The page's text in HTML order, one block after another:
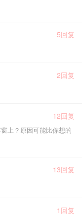
5回复
2回复
12回复
上？原因可能比你想的
13回复
1回复